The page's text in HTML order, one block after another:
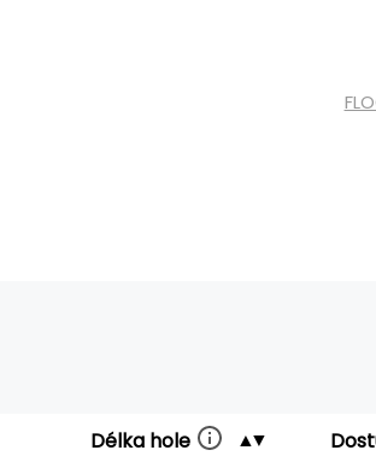
Délka hole